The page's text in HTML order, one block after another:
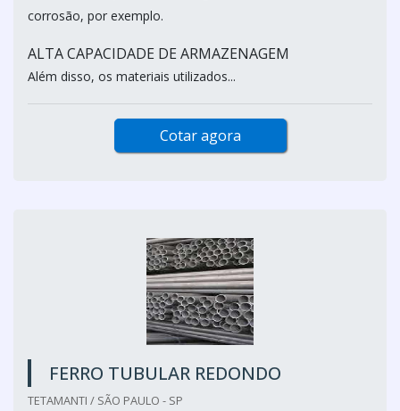
corrosão, por exemplo.
ALTA CAPACIDADE DE ARMAZENAGEM
Além disso, os materiais utilizados...
Cotar agora
FERRO TUBULAR REDONDO
TETAMANTI / SÃO PAULO - SP